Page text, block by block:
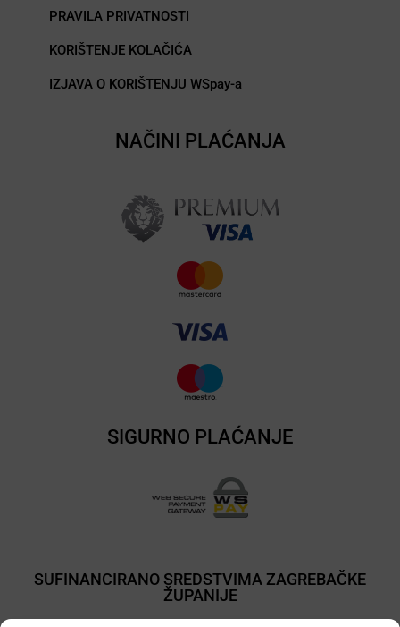
PRAVILA PRIVATNOSTI
KORIŠTENJE KOLAČIĆA
IZJAVA O KORIŠTENJU WSpay-a
NAČINI PLAĆANJA
SIGURNO PLAĆANJE
SUFINANCIRANO SREDSTVIMA ZAGREBAČKE
ŽUPANIJE